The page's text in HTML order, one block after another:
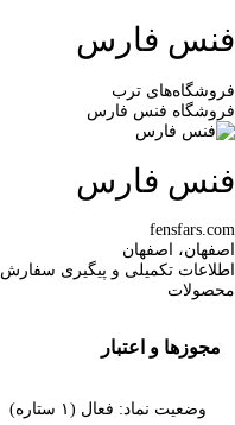
فنس فارس
فروشگاه‌های ترب
فروشگاه فنس فارس
فنس فارس
fensfars.com
اصفهان، اصفهان
اطلاعات تکمیلی و پیگیری سفارش
محصولات
مجوزها و اعتبار
وضعیت نماد: فعال (۱ ستاره)